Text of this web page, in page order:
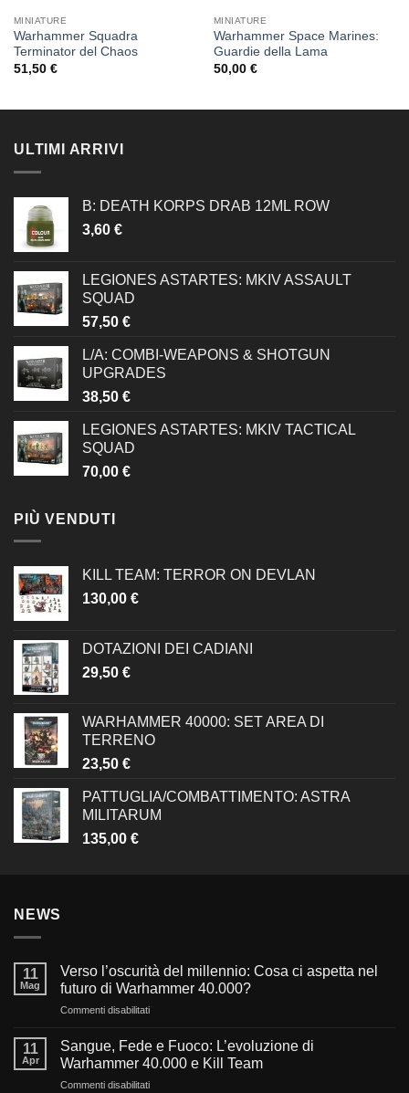
MINIATURE
Warhammer Squadra
Terminator del Chaos
51,50 €
MINIATURE
Warhammer Space Marines:
Guardie della Lama
50,00 €
ULTIMI ARRIVI
B: DEATH KORPS DRAB 12ML ROW
3,60 €
LEGIONES ASTARTES: MKIV ASSAULT
SQUAD
57,50 €
L/A: COMBI-WEAPONS & SHOTGUN
UPGRADES
38,50 €
LEGIONES ASTARTES: MKIV TACTICAL
SQUAD
70,00 €
PIÙ VENDUTI
KILL TEAM: TERROR ON DEVLAN
130,00 €
DOTAZIONI DEI CADIANI
29,50 €
WARHAMMER 40000: SET AREA DI
TERRENO
23,50 €
PATTUGLIA/COMBATTIMENTO: ASTRA
MILITARUM
135,00 €
NEWS
11
Mag
Verso l’oscurità del millennio: Cosa ci aspetta nel
futuro di Warhammer 40.000?
Commenti disabilitatisu
l’oscurità
del
millennio:
Cosa
11
Apr
Sangue, Fede e Fuoco: L’evoluzione di
Warhammer 40.000 e Kill Team
Commenti disabilitatisu